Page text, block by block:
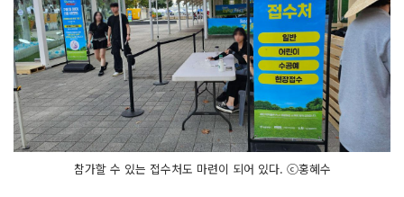
참가할 수 있는 접수처도 마련이 되어 있다. ⓒ홍혜수